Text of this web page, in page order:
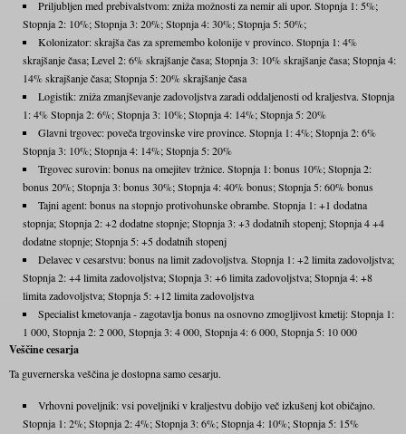
Priljubljen med prebivalstvom: zniža možnosti za nemir ali upor. Stopnja 1: 5%;
Stopnja 2: 10%; Stopnja 3: 20%; Stopnja 4: 30%; Stopnja 5: 50%;
Kolonizator: skrajša čas za spremembo kolonije v provinco. Stopnja 1: 4%
skrajšanje časa; Level 2: 6% skrajšanje časa; Stopnja 3: 10% skrajšanje časa; Stopnja 4:
14% skrajšanje časa; Stopnja 5: 20% skrajšanje časa
Logistik: zniža zmanjševanje zadovoljstva zaradi oddaljenosti od kraljestva. Stopnja
1: 4% Stopnja 2: 6%; Stopnja 3: 10%; Stopnja 4: 14%; Stopnja 5: 20%
Glavni trgovec: poveča trgovinske vire province. Stopnja 1: 4%; Stopnja 2: 6%
Stopnja 3: 10%; Stopnja 4: 14%; Stopnja 5: 20%
Trgovec surovin: bonus na omejitev tržnice. Stopnja 1: bonus 10%; Stopnja 2:
bonus 20%; Stopnja 3: bonus 30%; Stopnja 4: 40% bonus; Stopnja 5: 60% bonus
Tajni agent: bonus na stopnjo protivohunske obrambe. Stopnja 1: +1 dodatna
stopnja; Stopnja 2: +2 dodatne stopnje; Stopnja 3: +3 dodatnih stopenj; Stopnja 4 +4
dodatne stopnje; Stopnja 5: +5 dodatnih stopenj
Delavec v cesarstvu: bonus na limit zadovoljstva. Stopnja 1: +2 limita zadovoljstva;
Stopnja 2: +4 limita zadovoljstva; Stopnja 3: +6 limita zadovoljstva; Stopnja 4: +8
limita zadovoljstva; Stopnja 5: +12 limita zadovoljstva
Specialist kmetovanja - zagotavlja bonus na osnovno zmogljivost kmetij: Stopnja 1:
1 000, Stopnja 2: 2 000, Stopnja 3: 4 000, Stopnja 4: 6 000, Stopnja 5: 10 000
Veščine cesarja
Ta guvernerska veščina je dostopna samo cesarju.
Vrhovni poveljnik: vsi poveljniki v kraljestvu dobijo več izkušenj kot običajno.
Stopnja 1: 2%; Stopnja 2: 4%; Stopnja 3: 6%; Stopnja 4: 10%; Stopnja 5: 15%